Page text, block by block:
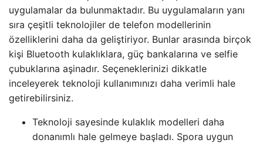
uygulamalar da bulunmaktadır. Bu uygulamaların yanı
sıra çeşitli teknolojiler de telefon modellerinin
özelliklerini daha da geliştiriyor. Bunlar arasında birçok
kişi Bluetooth kulaklıklara, güç bankalarına ve selfie
çubuklarına aşinadır. Seçeneklerinizi dikkatle
inceleyerek teknoloji kullanımınızı daha verimli hale
getirebilirsiniz.
Teknoloji sayesinde kulaklık modelleri daha
donanımlı hale gelmeye başladı. Spora uygun